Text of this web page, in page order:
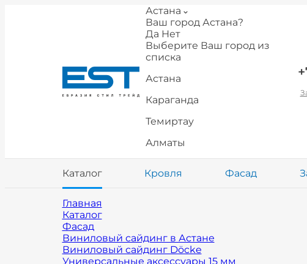
Астана
Ваш город Астана?
Да Нет
Выберите Ваш город из
списка
Астана
Караганда
Темиртау
Алматы
Каталог Кровля Фасад
Главная
Каталог
Фасад
Виниловый сайдинг в Астане
Виниловый сайдинг Döcke
Универсальные аксессуары 15 мм